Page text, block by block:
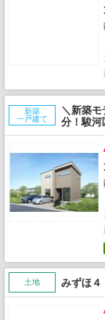
新築
一戸建て
＼新築
分！駿
土地 みずほ４